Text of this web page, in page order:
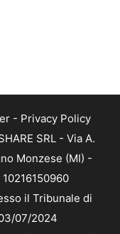
- Privacy Policy
SRL - Via A.
Monzese (MI) -
il Tribunale di
07/2024